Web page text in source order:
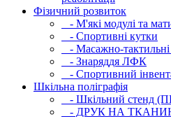
Фізичний розвиток
- М'які модулi та
- Спортивні кутки
- Масажно-
- Знаряддя ЛФК
- Спортивний
Шкільна поліграфія
- Шкільний стенд
- ДРУК НА